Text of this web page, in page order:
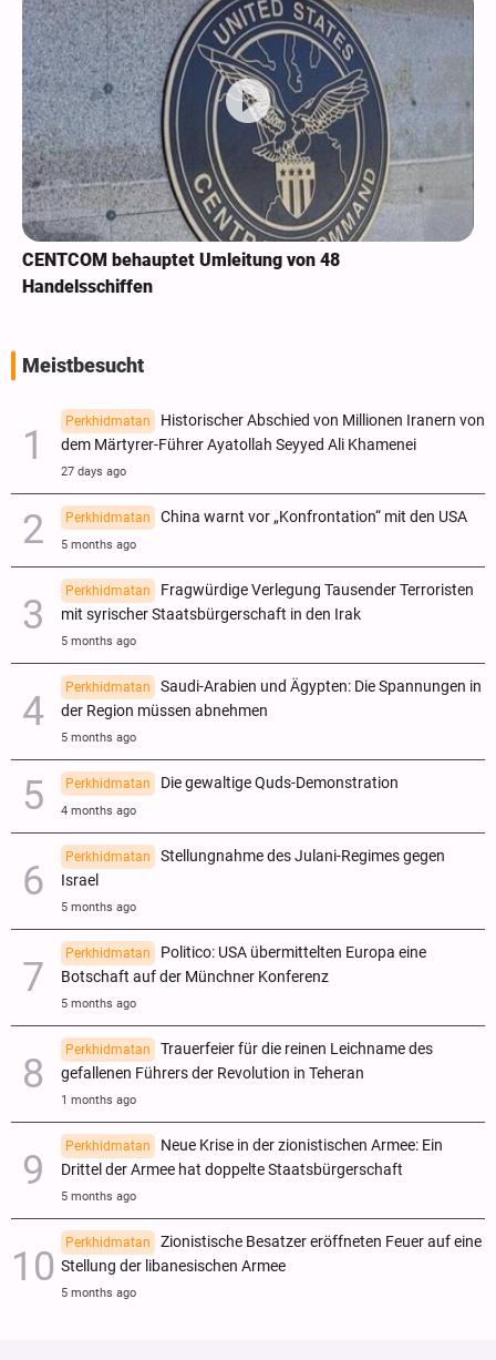
CENTCOM behauptet Umleitung von 48
Handelsschiffen
Meistbesucht
Perkhidmatan
Historischer Abschied von Millionen Iranern von
dem Märtyrer-Führer Ayatollah Seyyed Ali Khamenei
27 days ago
Perkhidmatan China warnt vor „Konfrontation“ mit den USA
5 months ago
Perkhidmatan
Fragwürdige Verlegung Tausender Terroristen
mit syrischer Staatsbürgerschaft in den Irak
5 months ago
Perkhidmatan
Saudi-Arabien und Ägypten: Die Spannungen in
der Region müssen abnehmen
5 months ago
Perkhidmatan Die gewaltige Quds-Demonstration
4 months ago
Perkhidmatan
Stellungnahme des Julani-Regimes gegen
Israel
5 months ago
Perkhidmatan
Politico: USA übermittelten Europa eine
Botschaft auf der Münchner Konferenz
5 months ago
Perkhidmatan
Trauerfeier für die reinen Leichname des
gefallenen Führers der Revolution in Teheran
1 months ago
Perkhidmatan
Neue Krise in der zionistischen Armee: Ein
Drittel der Armee hat doppelte Staatsbürgerschaft
5 months ago
Perkhidmatan
Zionistische Besatzer eröffneten Feuer auf eine
Stellung der libanesischen Armee
5 months ago